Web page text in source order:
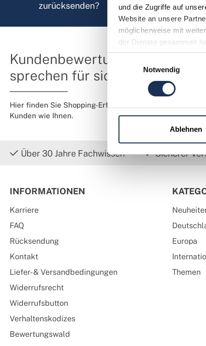
und die Zugriffe auf
Website an unsere
möglicherweise mit
der Dienste gesammelt
Notwendig
Ablehnen
zurücksenden?
Kundenbewertungen
sprechen für sich
Hier finden Sie Shopping-Erfahrungen von
Kunden wie Ihnen.
Über 30 Jahre Fachwissen Sicherer
INFORMATIONEN
Karriere
FAQ
Rücksendung
Kontakt
Liefer- & Versandbedingungen
Widerrufsrecht
Widerrufsbutton
Verhaltenskodizes
Bewertungswald
Europa
Themen